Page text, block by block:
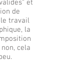
et
de
travail
la
cela